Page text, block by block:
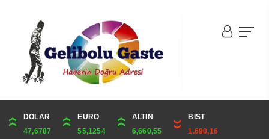
DOLAR
47,6787
EURO
55,1254
ALTIN
6,660,55
BIST
1.690,16
ONS
4,341,81
ALTIN
6,660,55
ÇEYREK
10,889,99
CUMHURİYET
44,829,00